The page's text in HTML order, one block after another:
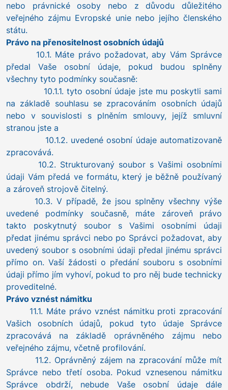
nebo právnické osoby nebo z důvodu důležitého
veřejného zájmu Evropské unie nebo jejího členského
státu.
Právo na přenositelnost osobních údajů
10.1. Máte právo požadovat, aby Vám Správce
předal Vaše osobní údaje, pokud budou splněny
všechny tyto podmínky současně:
10.1.1. tyto osobní údaje jste mu poskytli sami
na základě souhlasu se zpracováním osobních údajů
nebo v souvislosti s plněním smlouvy, jejíž smluvní
stranou jste a
10.1.2. uvedené osobní údaje automatizovaně
zpracovává.
10.2. Strukturovaný soubor s Vašimi osobními
údaji Vám předá ve formátu, který je běžně používaný
a zároveň strojově čitelný.
10.3. V případě, že jsou splněny všechny výše
uvedené podmínky současně, máte zároveň právo
takto poskytnutý soubor s Vašimi osobními údaji
předat jinému správci nebo po Správci požadovat, aby
uvedený soubor s osobními údaji předal jinému správci
přímo on. Vaší žádosti o předání souboru s osobními
údaji přímo jím vyhoví, pokud to pro něj bude technicky
proveditelné.
Právo vznést námitku
11.1. Máte právo vznést námitku proti zpracování
Vašich osobních údajů, pokud tyto údaje Správce
zpracovává na základě oprávněného zájmu nebo
veřejného zájmu, včetně profilování.
11.2. Oprávněný zájem na zpracování může mít
Správce nebo třetí osoba. Pokud vznesenou námitku
Správce obdrží, nebude Vaše osobní údaje dále